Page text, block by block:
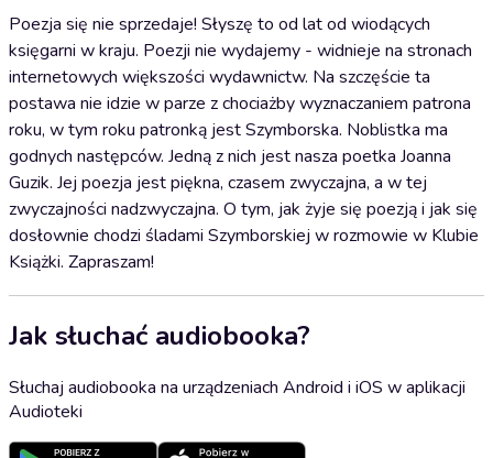
Poezja się nie sprzedaje! Słyszę to od lat od wiodących
księgarni w kraju. Poezji nie wydajemy - widnieje na stronach
internetowych większości wydawnictw. Na szczęście ta
postawa nie idzie w parze z chociażby wyznaczaniem patrona
roku, w tym roku patronką jest Szymborska. Noblistka ma
godnych następców. Jedną z nich jest nasza poetka Joanna
Guzik. Jej poezja jest piękna, czasem zwyczajna, a w tej
zwyczajności nadzwyczajna. O tym, jak żyje się poezją i jak się
dosłownie chodzi śladami Szymborskiej w rozmowie w Klubie
Książki. Zapraszam!
Jak słuchać audiobooka?
Słuchaj audiobooka na urządzeniach Android i iOS w aplikacji
Audioteki